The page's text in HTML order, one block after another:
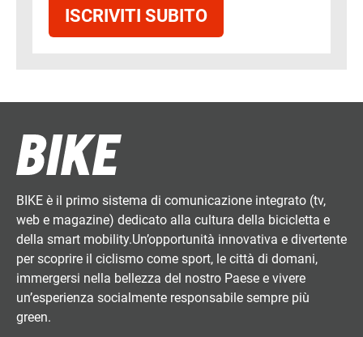
ISCRIVITI SUBITO
BIKE è il primo sistema di comunicazione integrato (tv,
web e magazine) dedicato alla cultura della bicicletta e
della smart mobility.Un’opportunità innovativa e divertente
per scoprire il ciclismo come sport, le città di domani,
immergersi nella bellezza del nostro Paese e vivere
un’esperienza socialmente responsabile sempre più
green.